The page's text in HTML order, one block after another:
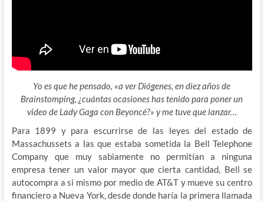
Yo es que he pensado, «a ver Diógenes, en diez años de
Brainstomping, ¿cuántas ocasiones has tenido para poner un
video de Lady Gaga con Beyoncé?» y me tuve que lanzar…
Para 1899 y para escurrirse de las leyes del estado de
Massachussets a las que estaba sometida la Bell Telephone
Company que muy sabiamente no permitían a ninguna
empresa tener un valor mayor que cierta cantidad, Bell se
autocompra a si mismo por medio de AT&T y mueve su centro
financiero a Nueva York, desde donde haría la primera llamada